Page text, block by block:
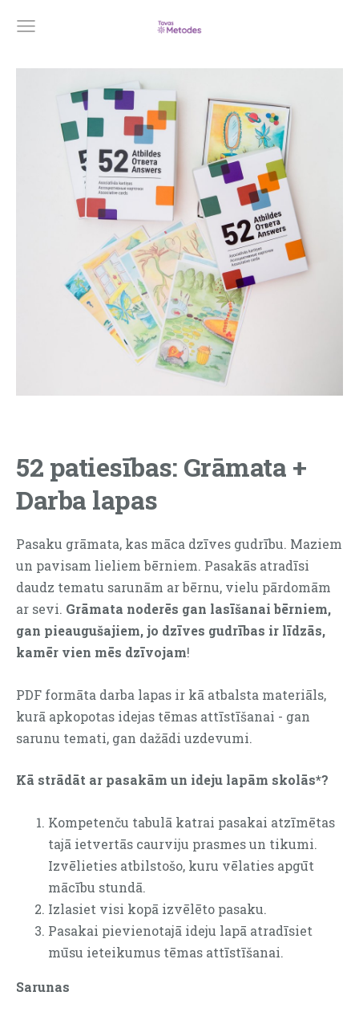
52 patiesības: Grāmata +
Darba lapas
Pasaku grāmata, kas māca dzīves gudrību. Maziem
un pavisam lieliem bērniem. Pasakās atradīsi
daudz tematu sarunām ar bērnu, vielu pārdomām
ar sevi. Grāmata noderēs gan lasīšanai bērniem,
gan pieaugušajiem, jo dzīves gudrības ir līdzās,
kamēr vien mēs dzīvojam!
PDF formāta darba lapas ir kā atbalsta materiāls,
kurā apkopotas idejas tēmas attīstīšanai - gan
sarunu temati, gan dažādi uzdevumi.
Kā strādāt ar pasakām un ideju lapām skolās*?
Kompetenču tabulā katrai pasakai atzīmētas
tajā ietvertās caurviju prasmes un tikumi.
Izvēlieties atbilstošo, kuru vēlaties apgūt
mācību stundā.
Izlasiet visi kopā izvēlēto pasaku.
Pasakai pievienotajā ideju lapā atradīsiet
mūsu ieteikumus tēmas attīstīšanai.
Sarunas